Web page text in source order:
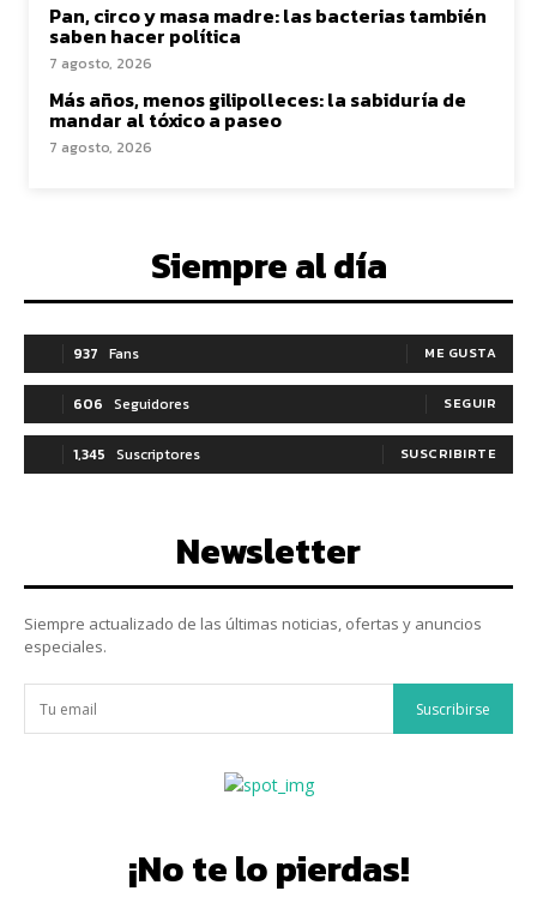
Pan, circo y masa madre: las bacterias también
saben hacer política
7 agosto, 2026
Más años, menos gilipolleces: la sabiduría de
mandar al tóxico a paseo
7 agosto, 2026
Siempre al día
937 Fans ME GUSTA
606 Seguidores SEGUIR
1,345 Suscriptores SUSCRIBIRTE
Newsletter
Siempre actualizado de las últimas noticias, ofertas y anuncios
especiales.
Suscribirse
¡No te lo pierdas!